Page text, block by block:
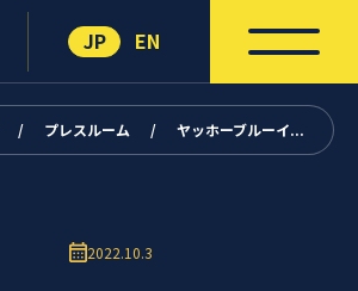
JP EN
2022.10.3
/ プレスルーム / ヤッホーブルーイ...